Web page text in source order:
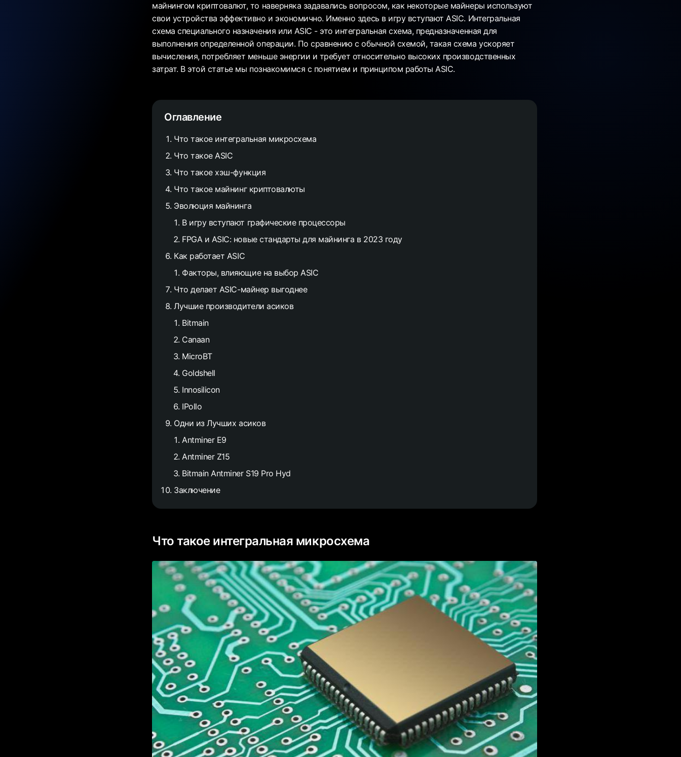
майнингом криптовалют, то наверняка задавались вопросом, как некоторые майнеры используют
свои устройства эффективно и экономично. Именно здесь в игру вступают ASIC. Интегральная
схема специального назначения или ASIC - это интегральная схема, предназначенная для
выполнения определенной операции. По сравнению с обычной схемой, такая схема ускоряет
вычисления, потребляет меньше энергии и требует относительно высоких производственных
затрат. В этой статье мы познакомимся с понятием и принципом работы ASIC.
Оглавление
Что такое интегральная микросхема
Что такое ASIC
Что такое хэш-функция
Что такое майнинг криптовалюты
Эволюция майнинга
В игру вступают графические процессоры
FPGA и ASIC: новые стандарты для майнинга в 2023 году
Как работает ASIC
Факторы, влияющие на выбор ASIC
Что делает ASIC-майнер выгоднее
Лучшие производители асиков
Bitmain
Canaan
MicroBT
Goldshell
Innosilicon
IPollo
Одни из Лучших асиков
Antminer E9
Antminer Z15
Bitmain Antminer S19 Pro Hyd
Заключение
Что такое интегральная микросхема